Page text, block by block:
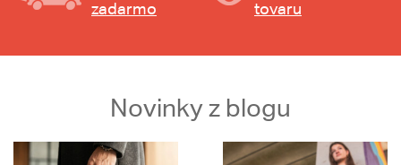
zadarmo
tovaru
Novinky z blogu